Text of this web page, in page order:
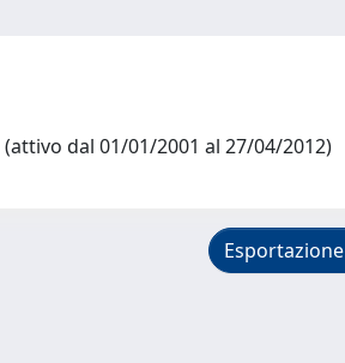
(attivo dal 01/01/2001 al 27/04/2012)
Esportazione